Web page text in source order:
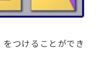
つけることができ